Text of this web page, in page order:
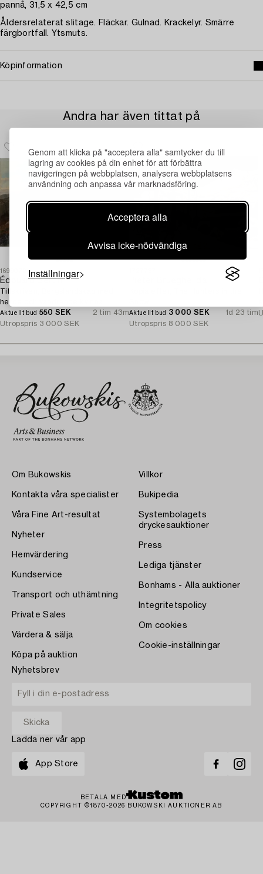
Genom att klicka på "acceptera alla" samtycker du till
lagring av cookies på din enhet för att förbättra
navigeringen på webbplatsen, analysera webbplatsens
användning och anpassa vår marknadsföring.
Acceptera alla
Avvisa icke-nödvändiga
Inställningar
pannå, 31,5 x 42,5 cm
Åldersrelaterat slitage. Fläckar. Gulnad. Krackelyr. Smärre
färgbortfall. Ytsmuts.
Köpinformation
Andra har även tittat på
1699072
Édouard Bertin
Tillskriven, Bergslandskap med
herde och vandrande kvinna.
Aktuellt bud 550 SEK
2 tim 43m
Utropspris 3 000 SEK
Aktuellt bud 3 000 SEK
1d 23 tim
Utropspris 8 000 SEK
Om Bukowskis
Kontakta våra specialister
Våra Fine Art-resultat
Nyheter
Hemvärdering
Kundservice
Transport och uthämtning
Private Sales
Värdera & sälja
Köpa på auktion
Villkor
Bukipedia
Systembolagets
dryckesauktioner
Press
Lediga tjänster
Bonhams - Alla auktioner
Integritetspolicy
Om cookies
Cookie-inställningar
Nyhetsbrev
Ladda ner vår app
App Store
BETALA MED
COPYRIGHT ©1870-2026 BUKOWSKI AUKTIONER AB